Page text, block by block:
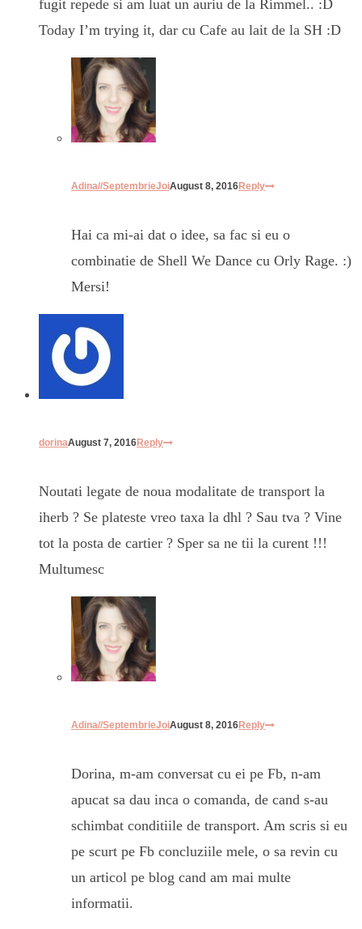
fugit repede si am luat un auriu de la Rimmel.. :D
Today I’m trying it, dar cu Cafe au lait de la SH :D
Adina//SeptembrieJoiAugust 8, 2016Reply
Hai ca mi-ai dat o idee, sa fac si eu o
combinatie de Shell We Dance cu Orly Rage. :)
Mersi!
dorinaAugust 7, 2016Reply
Noutati legate de noua modalitate de transport la
iherb ? Se plateste vreo taxa la dhl ? Sau tva ? Vine
tot la posta de cartier ? Sper sa ne tii la curent !!!
Multumesc
Adina//SeptembrieJoiAugust 8, 2016Reply
Dorina, m-am conversat cu ei pe Fb, n-am
apucat sa dau inca o comanda, de cand s-au
schimbat conditiile de transport. Am scris si eu
pe scurt pe Fb concluziile mele, o sa revin cu
un articol pe blog cand am mai multe
informatii.